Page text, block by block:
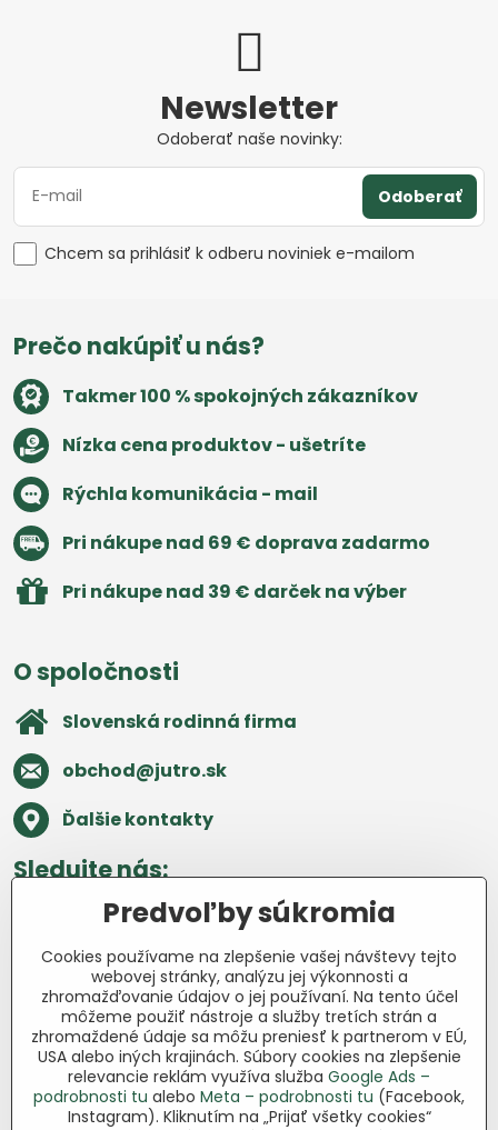
Newsletter
Odoberať naše novinky:
Odoberať
Chcem sa prihlásiť k odberu noviniek e-mailom
Prečo nakúpiť u nás?
Takmer 100 % spokojných zákazníkov
Nízka cena produktov - ušetríte
Rýchla komunikácia - mail
Pri nákupe nad 69 € doprava zadarmo
Pri nákupe nad 39 € darček na výber
O spoločnosti
Slovenská rodinná firma
obchod​@jutro​.sk
Ďalšie kontakty
Sledujte nás:
Facebook Pinterest Instagram Blog
Všetko o nákupe
Ďakujeme za podporu
Sme slovenský e-shop bez dotácií​.
Fungujeme len vďaka vám – ľuďom, ktorí
veria v poctivú prácu a lásku k pôde​. Každý
Predvoľby súkromia
Cookies používame na zlepšenie vašej návštevy tejto
webovej stránky, analýzu jej výkonnosti a
zhromažďovanie údajov o jej používaní. Na tento účel
môžeme použiť nástroje a služby tretích strán a
zhromaždené údaje sa môžu preniesť k partnerom v EÚ,
USA alebo iných krajinách. Súbory cookies na zlepšenie
relevancie reklám využíva služba Google Ads –
podrobnosti tu alebo Meta – podrobnosti tu (Facebook,
Instagram). Kliknutím na „Prijať všetky cookies“